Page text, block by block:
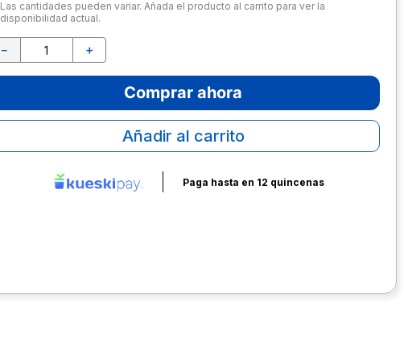
Las cantidades pueden variar. Añada el producto al carrito para ver la
disponibilidad actual.
＋
－
Comprar ahora
Añadir al carrito
Paga hasta en 12 quincenas